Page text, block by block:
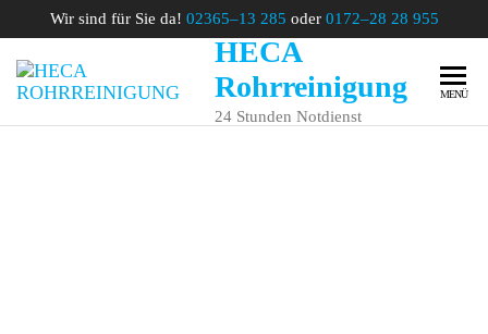
Wir sind für Sie da! 02365–13 285 oder 0172–28 28 955
HECA
Rohrreinigung
24 Stunden Notdienst
MENÜ